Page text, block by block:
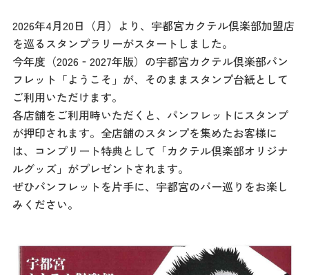
2026年4月20日（月）より、宇都宮カクテル倶楽部加盟店
を巡るスタンプラリーがスタートしました。
今年度（2026‐2027年版）の宇都宮カクテル倶楽部パン
フレット「ようこそ」が、そのままスタンプ台紙として
ご利用いただけます。
各店舗をご利用時いただくと、パンフレットにスタンプ
が押印されます。全店舗のスタンプを集めたお客様に
は、コンプリート特典として「カクテル倶楽部オリジナ
ルグッズ」がプレゼントされます。
ぜひパンフレットを片手に、宇都宮のバー巡りをお楽し
みください。
ピックアップ
はじめての宇都宮
宇都宮市民ライター
記事
市民がおすすめ！餃
子店
お得なチケット
撮影支援・
フィルムコミ
ッション